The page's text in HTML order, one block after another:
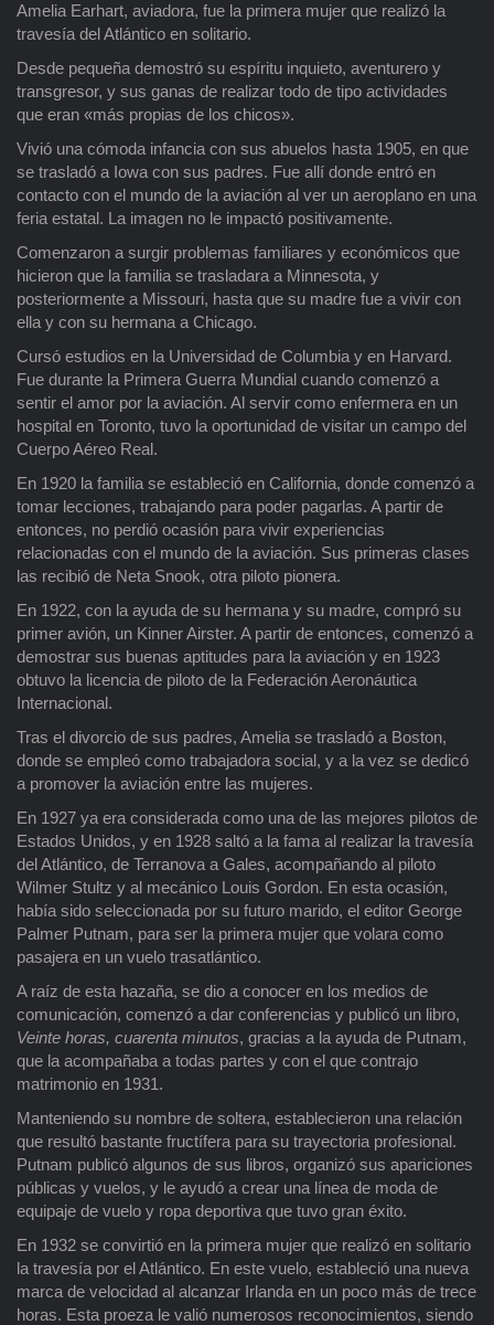
Amelia Earhart, aviadora, fue la primera mujer que realizó la
travesía del Atlántico en solitario.
Desde pequeña demostró su espíritu inquieto, aventurero y
transgresor, y sus ganas de realizar todo de tipo actividades
que eran «más propias de los chicos».
Vivió una cómoda infancia con sus abuelos hasta 1905, en que
se trasladó a Iowa con sus padres. Fue allí donde entró en
contacto con el mundo de la aviación al ver un aeroplano en una
feria estatal. La imagen no le impactó positivamente.
Comenzaron a surgir problemas familiares y económicos que
hicieron que la familia se trasladara a Minnesota, y
posteriormente a Missouri, hasta que su madre fue a vivir con
ella y con su hermana a Chicago.
Cursó estudios en la Universidad de Columbia y en Harvard.
Fue durante la Primera Guerra Mundial cuando comenzó a
sentir el amor por la aviación. Al servir como enfermera en un
hospital en Toronto, tuvo la oportunidad de visitar un campo del
Cuerpo Aéreo Real.
En 1920 la familia se estableció en California, donde comenzó a
tomar lecciones, trabajando para poder pagarlas. A partir de
entonces, no perdió ocasión para vivir experiencias
relacionadas con el mundo de la aviación. Sus primeras clases
las recibió de Neta Snook, otra piloto pionera.
En 1922, con la ayuda de su hermana y su madre, compró su
primer avión, un Kinner Airster. A partir de entonces, comenzó a
demostrar sus buenas aptitudes para la aviación y en 1923
obtuvo la licencia de piloto de la Federación Aeronáutica
Internacional.
Tras el divorcio de sus padres, Amelia se trasladó a Boston,
donde se empleó como trabajadora social, y a la vez se dedicó
a promover la aviación entre las mujeres.
En 1927 ya era considerada como una de las mejores pilotos de
Estados Unidos, y en 1928 saltó a la fama al realizar la travesía
del Atlántico, de Terranova a Gales, acompañando al piloto
Wilmer Stultz y al mecánico Louis Gordon. En esta ocasión,
había sido seleccionada por su futuro marido, el editor George
Palmer Putnam, para ser la primera mujer que volara como
pasajera en un vuelo trasatlántico.
A raíz de esta hazaña, se dio a conocer en los medios de
comunicación, comenzó a dar conferencias y publicó un libro,
Veinte horas, cuarenta minutos, gracias a la ayuda de Putnam,
que la acompañaba a todas partes y con el que contrajo
matrimonio en 1931.
Manteniendo su nombre de soltera, establecieron una relación
que resultó bastante fructífera para su trayectoria profesional.
Putnam publicó algunos de sus libros, organizó sus apariciones
públicas y vuelos, y le ayudó a crear una línea de moda de
equipaje de vuelo y ropa deportiva que tuvo gran éxito.
En 1932 se convirtió en la primera mujer que realizó en solitario
la travesía por el Atlántico. En este vuelo, estableció una nueva
marca de velocidad al alcanzar Irlanda en un poco más de trece
horas. Esta proeza le valió numerosos reconocimientos, siendo